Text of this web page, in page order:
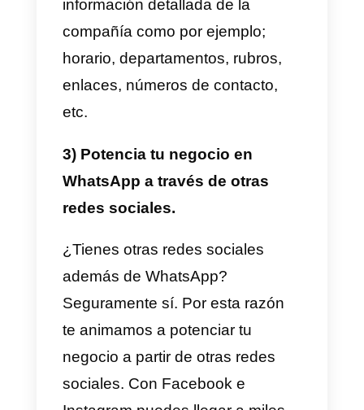
conversaciones en WhatsApp.
cuales permiten que tu negocio
sea visto por toda la internet. En
se encuentra estrechamente
relacionado con WhatsApp. De
esta forma vas a poder tener la
posibilidad de que en los
anuncios pagos de Facebook,